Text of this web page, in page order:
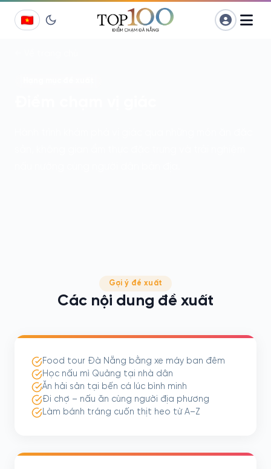
Gợi ý đề xuất
Các nội dung đề xuất
Food tour Đà Nẵng bằng xe máy ban đêm
Học nấu mì Quảng tại nhà dân
Ăn hải sản tại bến cá lúc bình minh
Đi chợ – nấu ăn cùng người địa phương
Làm bánh tráng cuốn thịt heo từ A–Z